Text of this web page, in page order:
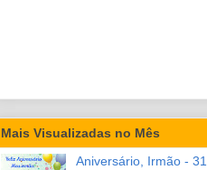
Mais Visualizadas no Mês
Aniversário, Irmão -